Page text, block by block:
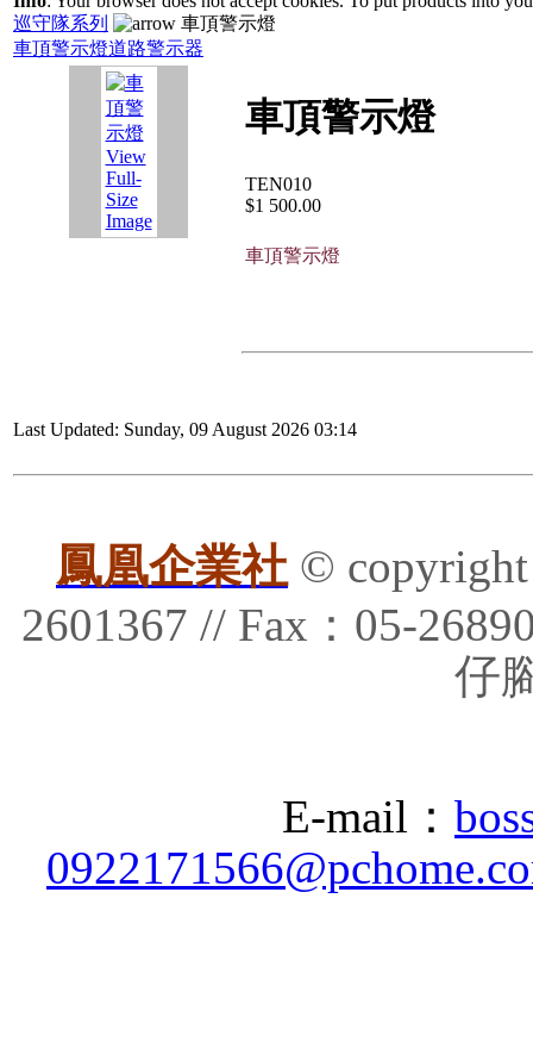
巡守隊系列
車頂警示燈
車頂警示燈道路警示器
View
Full-
Size
Image
車頂警示燈
TEN010
$1 500.00
車頂警示燈
Last Updated: Sunday, 09 August 2026 03:14
鳳凰企業社 © copyright
2601367 // Fax：05-
仔
E-mail：